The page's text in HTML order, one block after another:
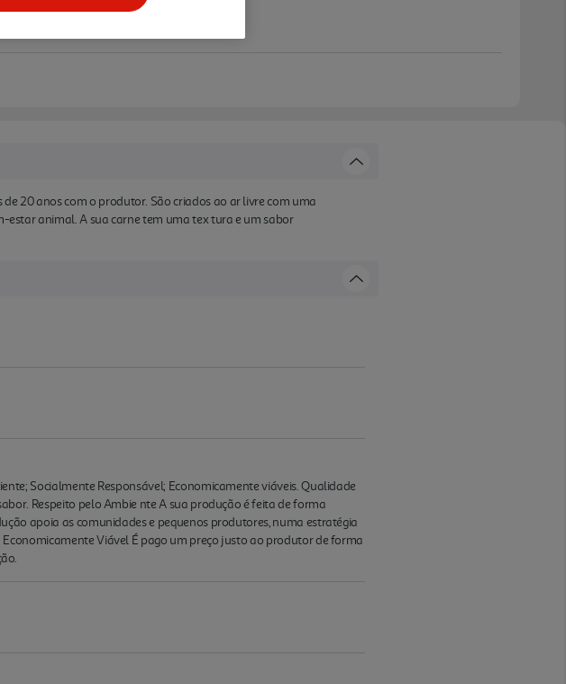
20 anos com o produtor. São criados ao ar livre com uma
animal. A sua carne tem uma tex tura e um sabor
Socialmente Responsável; Economicamente viáveis. Qualidade
Respeito pelo Ambie nte A sua produção é feita de forma
apoia as comunidades e pequenos produtores, numa estratégia
Viável É pago um preço justo ao produtor de forma